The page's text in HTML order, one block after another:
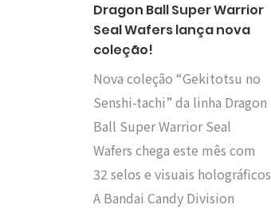
Dragon Ball Super Warrior
Seal Wafers lança nova
coleção!
Nova coleção “Gekitotsu no
Senshi-tachi” da linha Dragon
Ball Super Warrior Seal
Wafers chega este mês com
32 selos e visuais holográficos
A Bandai Candy Division